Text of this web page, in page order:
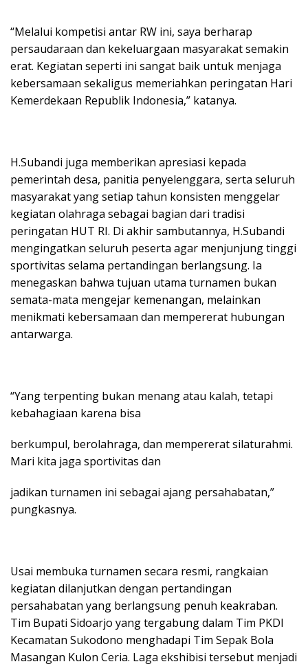
“Melalui kompetisi antar RW ini, saya berharap
persaudaraan dan kekeluargaan masyarakat semakin
erat. Kegiatan seperti ini sangat baik untuk menjaga
kebersamaan sekaligus memeriahkan peringatan Hari
Kemerdekaan Republik Indonesia,” katanya.
H.Subandi juga memberikan apresiasi kepada
pemerintah desa, panitia penyelenggara, serta seluruh
masyarakat yang setiap tahun konsisten menggelar
kegiatan olahraga sebagai bagian dari tradisi
peringatan HUT RI. Di akhir sambutannya, H.Subandi
mengingatkan seluruh peserta agar menjunjung tinggi
sportivitas selama pertandingan berlangsung. Ia
menegaskan bahwa tujuan utama turnamen bukan
semata-mata mengejar kemenangan, melainkan
menikmati kebersamaan dan mempererat hubungan
antarwarga.
“Yang terpenting bukan menang atau kalah, tetapi
kebahagiaan karena bisa
berkumpul, berolahraga, dan mempererat silaturahmi.
Mari kita jaga sportivitas dan
jadikan turnamen ini sebagai ajang persahabatan,”
pungkasnya.
Usai membuka turnamen secara resmi, rangkaian
kegiatan dilanjutkan dengan pertandingan
persahabatan yang berlangsung penuh keakraban.
Tim Bupati Sidoarjo yang tergabung dalam Tim PKDI
Kecamatan Sukodono menghadapi Tim Sepak Bola
Masangan Kulon Ceria. Laga ekshibisi tersebut menjadi